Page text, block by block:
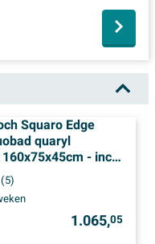
Squaro Edge
quaryl
- incl.
mat
(5)
1.065,05